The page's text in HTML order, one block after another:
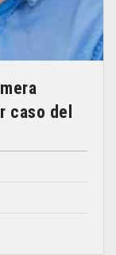
caso del